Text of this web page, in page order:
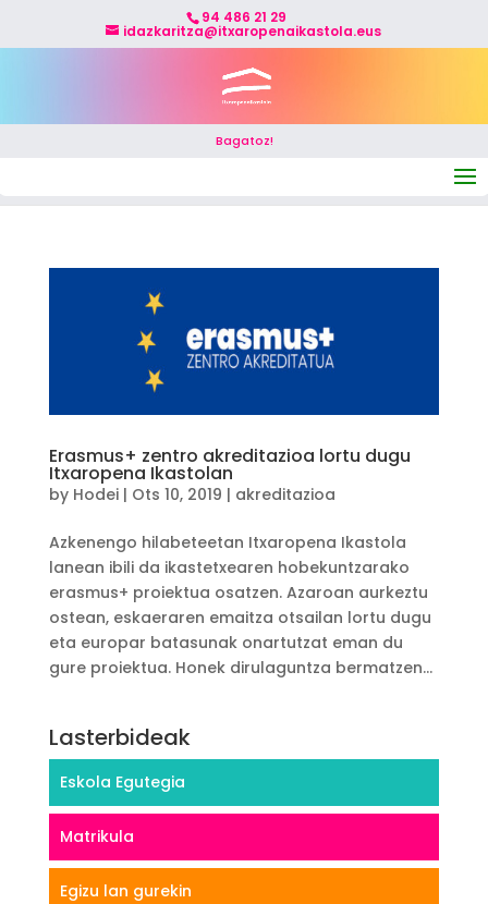
94 486 21 29
idazkaritza@itxaropenaikastola.eus
Bagatoz!
Erasmus+ zentro akreditazioa lortu dugu
Itxaropena Ikastolan
by Hodei| Ots 10, 2019 | akreditazioa
Azkenengo hilabeteetan Itxaropena Ikastola
lanean ibili da ikastetxearen hobekuntzarako
erasmus+ proiektua osatzen. Azaroan aurkeztu
ostean, eskaeraren emaitza otsailan lortu dugu
eta europar batasunak onartutzat eman du
gure proiektua. Honek dirulaguntza bermatzen...
Lasterbideak
Eskola Egutegia
Matrikula
Egizu lan gurekin